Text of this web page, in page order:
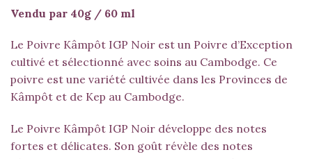
Vendu par 40g / 60 ml
Le Poivre Kâmpôt IGP Noir est un Poivre d’Exception
cultivé et sélectionné avec soins au Cambodge. Ce
poivre est une variété cultivée dans les Provinces de
Kâmpôt et de Kep au Cambodge.
Le Poivre Kâmpôt IGP Noir développe des notes
fortes et délicates. Son goût révèle des notes